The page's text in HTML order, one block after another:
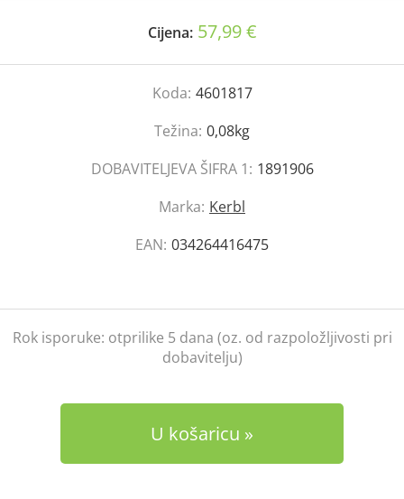
Cijena: 57,99 €
Koda: 4601817
Težina: 0,08kg
DOBAVITELJEVA ŠIFRA 1: 1891906
Marka: Kerbl
EAN: 034264416475
Rok isporuke: otprilike 5 dana (oz. od razpoložljivosti pri
dobavitelju)
U košaricu